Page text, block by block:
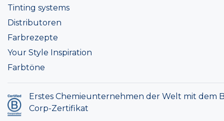
Tinting systems
Distributoren
Farbrezepte
Your Style Inspiration
Farbtöne
Erstes Chemieunternehmen der Welt mit dem
Corp-Zertifikat